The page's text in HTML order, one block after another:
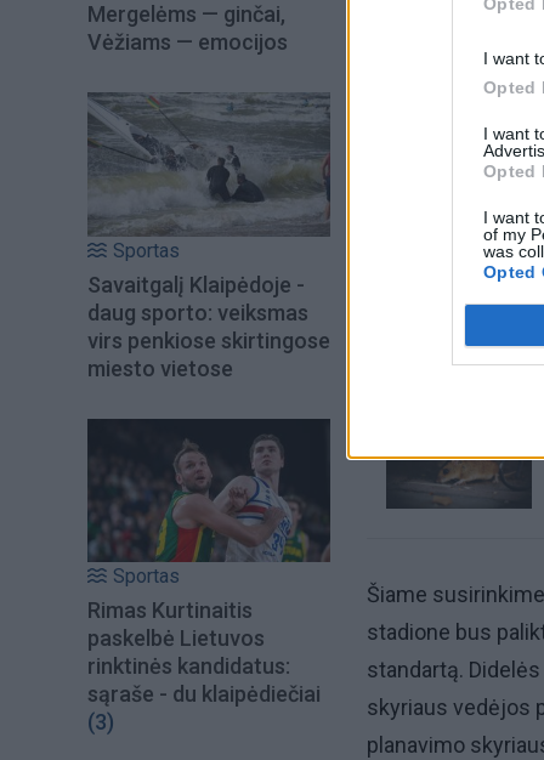
I want
Opted
I want
Opted
I want
of my
was
Opted
Mergelėms — ginčai,
Vėžiams — emocijos
Sportas
Savaitgalį Klaipėdoje -
daug sporto: veiksmas
virs penkiose skirtingose
miesto vietose
Sportas
Rimas Kurtinaitis
paskelbė Lietuvos
rinktinės kandidatus:
sąraše - du klaipėdiečiai
(3)
Šiuo metu
Šiame
stadione bus
standartą.
skyriaus vedėjos
planavimo